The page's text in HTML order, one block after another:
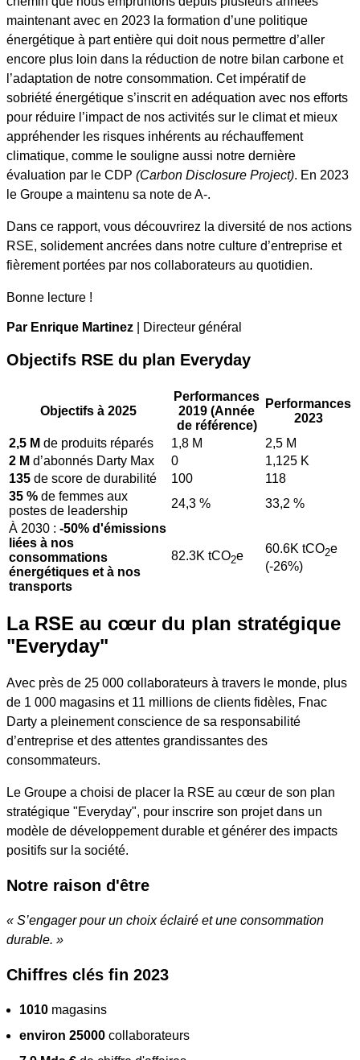
maintenant avec en 2023 la formation d’une politique
énergétique à part entière qui doit nous permettre d’aller
encore plus loin dans la réduction de notre bilan carbone et
l’adaptation de notre consommation. Cet impératif de
sobriété énergétique s’inscrit en adéquation avec nos efforts
pour réduire l’impact de nos activités sur le climat et mieux
appréhender les risques inhérents au réchauffement
climatique, comme le souligne aussi notre dernière
évaluation par le CDP (Carbon Disclosure Project). En 2023
le Groupe a maintenu sa note de A-.
Dans ce rapport, vous découvrirez la diversité de nos actions
RSE, solidement ancrées dans notre culture d’entreprise et
fièrement portées par nos collaborateurs au quotidien.
Bonne lecture !
Par Enrique Martinez | Directeur général
Objectifs RSE du plan Everyday
Everyday
Objectifs à 2025
Performances
2019 (Année
de référence)
Performances
2023
2,5 M de produits réparés 1,8 M
2,5 M
2 M d’abonnés Darty Max 0
1,125 K
135 de score de durabilité 100
118
35 % de femmes aux
postes de leadership
24,3 %
33,2 %
À 2030 : -50% d'émissions
liées à nos
consommations
énergétiques et à nos
transports
82.3K tCO2e
60.6K tCO2e
(-26%)
La RSE au cœur du plan stratégique
"Everyday"
Avec près de 25 000 collaborateurs à travers le monde, plus
de 1 000 magasins et 11 millions de clients fidèles, Fnac
Darty a pleinement conscience de sa responsabilité
d’entreprise et des attentes grandissantes des
consommateurs.
Le Groupe a choisi de placer la RSE au cœur de son plan
stratégique "Everyday", pour inscrire son projet dans un
modèle de développement durable et générer des impacts
positifs sur la société.
Notre raison d'être
« S’engager pour un choix éclairé et une consommation
durable. »
Chiffres clés fin 2023
1010 magasins
environ 25000 collaborateurs